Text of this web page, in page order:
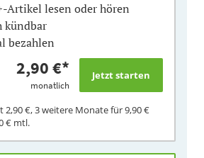
Artikel lesen oder hören
kündbar
bezahlen
2,90 €*
monatlich
2,90 €, 3 weitere Monate für9,90 €
€ mtl.